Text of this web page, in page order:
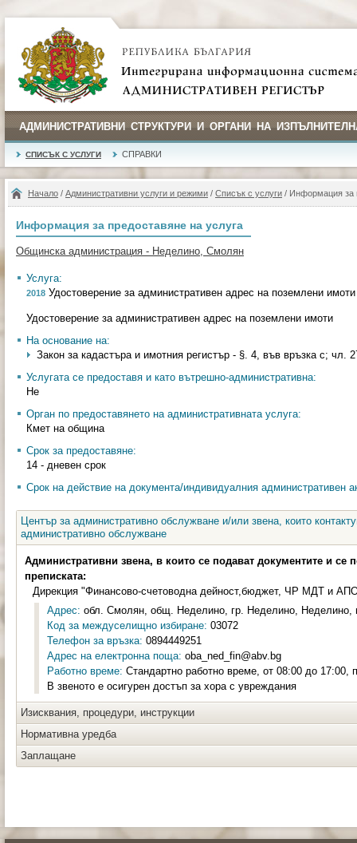
АДМИНИСТРАТИВНИ СТРУКТУРИ И ОРГАНИ НА
СПИСЪК С УСЛУГИ СПРАВКИ
Начало / Административни услуги и режими / Списък с услуги / Информация за
Информация за предоставяне на услуга
Общинска администрация - Неделино, Смолян
Услуга:
2018 Удостоверение за административен адрес на поземлени имоти
Удостоверение за административен адрес на поземлени имоти
На основание на:
Закон за кадастъра и имотния регистър - §. 4, във връзка с; чл.
Услугата се предоставя и като вътрешно-административна:
Не
Орган по предоставянето на административната услуга:
Кмет на община
Срок за предоставяне:
14 - дневен срок
Срок на действие на документа/индивидуалния административен
Център за административно обслужване и/или звена, които
административно обслужване
Административни звена, в които се подават документите и се
преписката:
Дирекция "Финансово-счетоводна дейност,бюджет, ЧР МДТ и
Адрес: обл. Смолян, общ. Неделино, гр. Неделино, Неделино,
Код за междуселищно избиране: 03072
Телефон за връзка: 0894449251
Адрес на електронна поща: oba_ned_fin@abv.bg
Работно време: Стандартно работно време, от 08:00 до 17:00,
В звеното е осигурен достъп за хора с увреждания
Изисквания, процедури, инструкции
Нормативна уредба
Заплащане